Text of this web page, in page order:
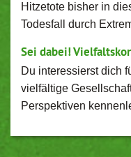
Hitzetote bisher in
Todesfall durch
Sei dabei!
Du interessierst dich
vielfältige
Perspektiven